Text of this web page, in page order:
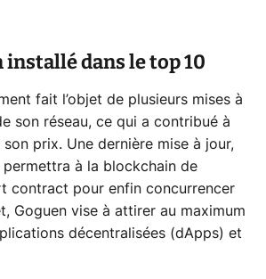
installé dans le top 10
fait l’objet de plusieurs mises à
son réseau, ce qui a contribué à
son prix. Une dernière mise à jour,
permettra à la blockchain de
contract pour enfin concurrencer
Goguen vise à attirer au maximum
décentralisées (dApps) et